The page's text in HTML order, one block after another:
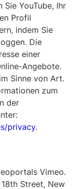
YouTube, Ihr
Profil
indem Sie
Die
einer
Angebote.
Sinne von Art.
zum
der
privacy.
Vimeo.
Street, New